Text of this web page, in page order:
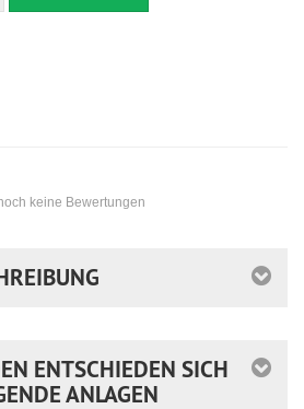
keine Bewertungen
ENTSCHIEDEN SICH
ANLAGEN